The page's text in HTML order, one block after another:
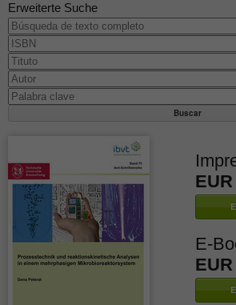
Erweiterte Suche
E-